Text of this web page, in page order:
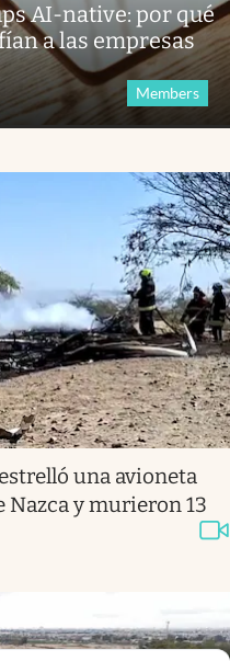
AI-native: por qué
a las empresas
Members
una avioneta
Nazca y murieron 13